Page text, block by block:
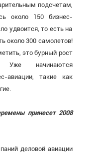
подсчетам,
около 150 бизнес-
удвоится, то есть на
около 300 самолетов!
это бурный рост
Уже начинаются
авиации, такие как
принесет 2008
деловой авиации